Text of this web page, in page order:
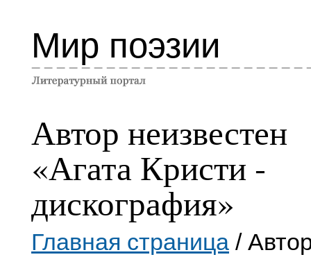
Мир поэзии
Автор неизвестен
«Агата Кристи -
дискография»
Главная страница /